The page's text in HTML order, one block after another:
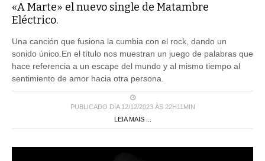
«A Marte» el nuevo single de Matambre
Eléctrico.
Una canción que fusiona la cumbia con el rock, dando un
sonido único.En el título nos muestran un juego de palabras que
hace referencia a un escape del mundo y al mismo tiempo al
sentimiento de amor hacia otra persona.
PUBLICADO DIA 12/12/2023 ÀS 22H11MIN
LEIA MAIS ...